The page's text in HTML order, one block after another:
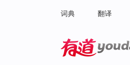
词典 翻译